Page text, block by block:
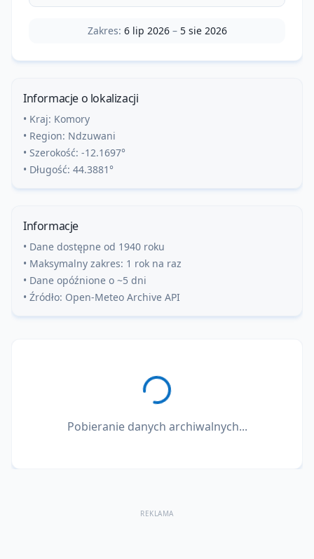
Zakres: 6 lip 2026– 5 sie 2026
Informacje o lokalizacji
• Kraj: Komory
• Region: Ndzuwani
• Szerokość: -12.1697°
• Długość: 44.3881°
Informacje
• Dane dostępne od 1940 roku
• Maksymalny zakres: 1 rok na raz
• Dane opóźnione o ~5 dni
• Źródło: Open-Meteo Archive API
Pobieranie danych archiwalnych...
REKLAMA